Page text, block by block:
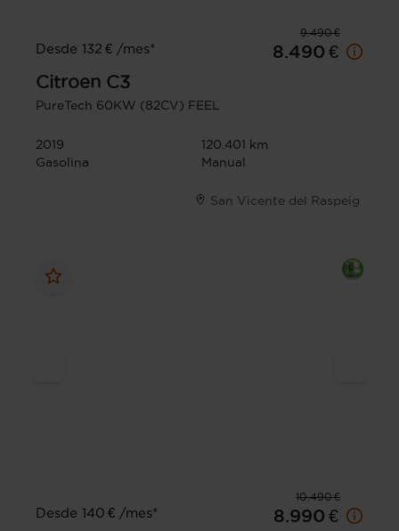
9.490 €
Desde 132 € /mes*
8.490 €
Citroen C3
PureTech 60KW (82CV) FEEL
2019
120.401 km
Gasolina
Manual
San Vicente del Raspeig
10.490 €
Desde 140 € /mes*
8.990 €